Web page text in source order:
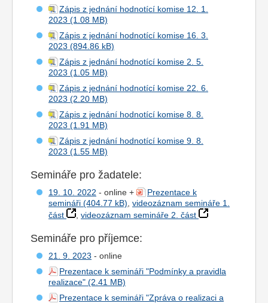
Zápis z jednání hodnotící komise 12. 1.
2023
Zápis z jednání hodnotící komise 16. 3.
2023
Zápis z jednání hodnotící komise 2. 5.
2023
Zápis z jednání hodnotící komise 22. 6.
2023
Zápis z jednání hodnotící komise 8. 8.
2023
Zápis z jednání hodnotící komise 9. 8.
2023
Semináře pro žadatele:
19. 10. 2022 - online +
Prezentace k
semináři
videozáznam semináře 1.
část
videozáznam semináře 2. část
Semináře pro příjemce:
21. 9. 2023 - online
Prezentace k semináři "Podmínky a pravidla
realizace"
Prezentace k semináři "Zpráva o realizaci a